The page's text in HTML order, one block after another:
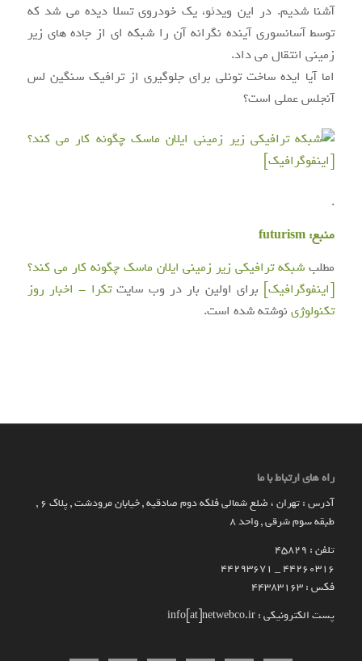
آشنا شدیم. در این ویدئو، یک خودروی تسلا دیده می شد که
توسط آسانسوری آینده نگرانه آن را شبکه ای از جاده های زیر
زمینی انتقال می داد.
اما آیا ایده ساخت تونلی برای جلوگیری از ترافیک سنگین لس
آنجلس عملی است؟
.
منبع: futurism
مطلب شبکه ترافیکی زیر زمینی ایلان ماسک چگونه کار می کند؟
[اینفوگرافیک] برای اولین بار در وب سایتتکرا - اخبار روز
تکنولوژینوشته شده است.
راه های ارتباط با ما
آدرس : تهران ، ضلع شمالی فلکه دوم صادقیه , خیابان مرودشت , پلاک ۶ ,
طبقه سوم شرقی , واحد ۸
تلفن : 45829
۴۴۲۶۰۳۱۶ _ 44293671
فکس : 44383163
پست الکترونیکی : info[at]netwebco.ir